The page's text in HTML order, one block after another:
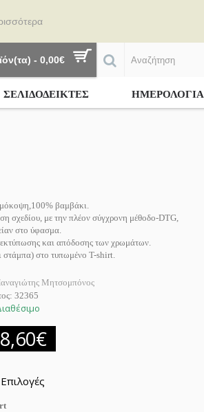
- 0,00€
ΣΕΛΙΔΟΔΕΙΚΤΕΣ ΗΜΕΡΟΛΟΓΙΑ
βαμβάκι.
σχεδίου, με την πλέον σύγχρονη μέθοδο-DTG,
στο ύφασμα.
και απόδοσης των χρωμάτων.
στο τυπωμένο T-shirt.
Μητσομπόνος
32365